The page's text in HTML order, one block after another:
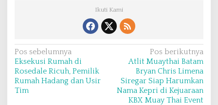
Ikuti Kami
N
a
v
i
Pos sebelumnya
Eksekusi Rumah di
Rosedale Ricuh, Pemilik
Rumah Hadang dan Usir
Tim
Pos berikutnya
Atlit Muaythai Batam
Bryan Chris Limena
Siregar Siap Harumkan
Nama Kepri di Kejuaraan
KBX Muay Thai Event